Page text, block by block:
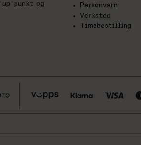
punkt og
Personvern
Verksted
Timebestilling